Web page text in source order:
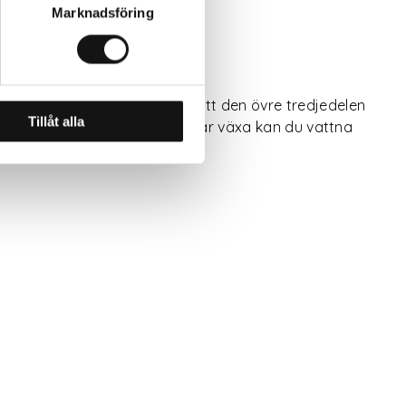
Marknadsföring
Tillåt alla
och placera löken så att den övre tredjedelen
när blomknoppen börjar växa kan du vattna